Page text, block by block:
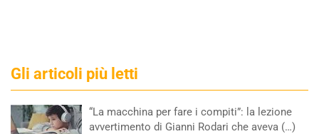
Gli articoli più letti
“La macchina per fare i compiti”: la lezione
avvertimento di Gianni Rodari che aveva (…)